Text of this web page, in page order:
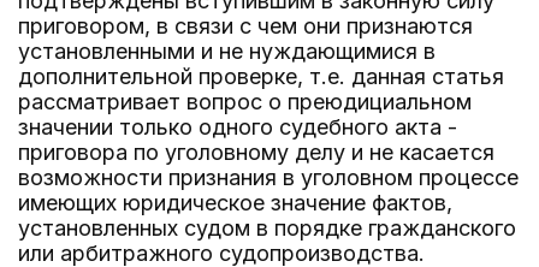
приговором, в связи с чем они признаются
установленными и не нуждающимися в
дополнительной проверке, т.е. данная статья
рассматривает вопрос о преюдициальном
значении только одного судебного акта -
приговора по уголовному делу и не касается
возможности признания в уголовном процессе
имеющих юридическое значение фактов,
установленных судом в порядке гражданского
или арбитражного судопроизводства.